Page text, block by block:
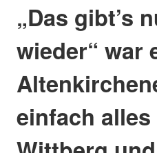
„Das gibt’s
wieder“ war
einfach